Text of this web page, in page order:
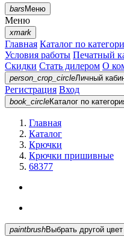
barsМеню
Меню
xmark
Главная Каталог по
Условия работы Печатный
Скидки Стать дилером О
person_crop_circleЛичный
Регистрация Вход
book_circleКаталог по
Главная
Каталог
Крючки
Крючки пришивные
68377
paintbrush Выбрать другой цвет